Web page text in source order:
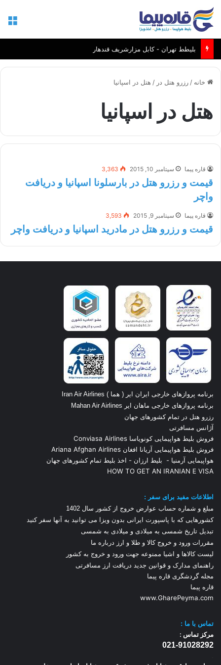
بلیطط تهران - کابل مزارشریف قندهار
خانه / رزرو هتل در / هتل در اسپانیا
هتل در اسپانیا
قاره پیما سپتامبر 10, 2015 3,363
قیمت و رزرو هتل در بارسلونا اسپانیا و دریافت
واچر
قاره پیما سپتامبر 9, 2015 3,593
قیمت و رزرو هتل در مادرید اسپانیا و دریافت واچر
برنامه پروازهای خارجی ایران ایر ( هما ) Iran Air Airlines
برنامه پروازهای خارجی ماهان ایر Mahan Air Airlines
رزرو هتل در تمام کشورهای جهان
آژانس مسافرتی
فروش بلیط هواپیمایی کونویاسا Conviasa Airlines
فروش بلیط هواپیمایی آریانا افغان Ariana Afghan Airlines
هواپیمایی آرمنیا - بلیط ارزان - اخذ بلیط تمام کشورهای جهان
HOW TO GET AN IRANIAN E VISA
اطلاعات مفید برای سفر :
مبلغ و شماره حساب عوارض خروج از کشور سال 1 402
کشورهایی که با پاسپورت ایرانی بدون ویزا می توانید به آنها سفر کنید
تبدیل تاریخ شمسی به میلادی و میلادی به شمسی
مقررات ورود و خروج کالا و طلا و ارز درباره ما
لیست کالاها و اشیا ممنوعه جهت ورود و خروج به کشور
راهنمای مدارک و قوانین جدید دریافت ارز مسافرتی
مجله گردشگری قاره پیما
قاره پیما
www.GharePeyma.com
تماس با ما :
مرکز تماس :
021-91028292